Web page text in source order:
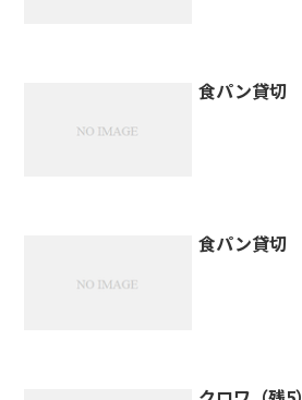
食パン貸切
食パン貸切